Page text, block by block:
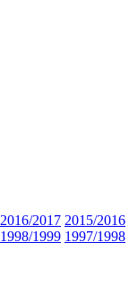
2016/2017 2015/2016
1998/1999 1997/1998